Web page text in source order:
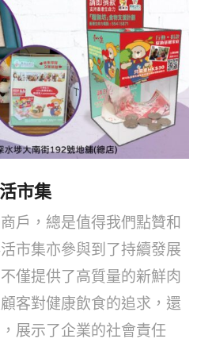
市集
戶，總是值得我們點贊和
市集亦參與到了持續發展
僅提供了高質量的新鮮肉
客對健康飲食的追求，還
展示了企業的社會責任